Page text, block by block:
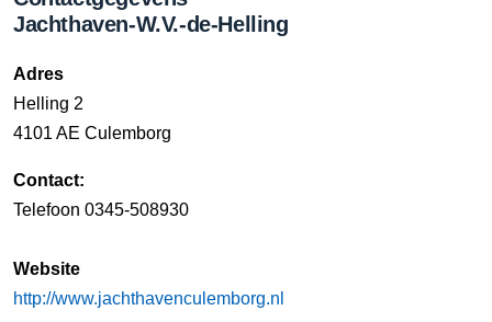
Jachthaven-W.V.-de-Helling
Adres
Helling 2
4101 AE Culemborg
Contact:
Telefoon 0345-508930
Website
http://www.jachthavenculemborg.nl